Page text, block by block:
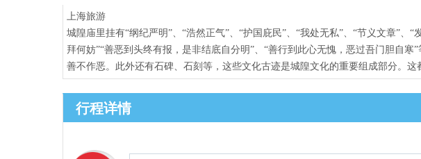
上海旅游
城隍庙里挂有“纲纪严明”、“浩然正气”、“护国庇民”、“我处无私”、“节义文章”
拜何妨”“善恶到头终有报，是非结底自分明”、“善行到此心无愧，恶过吾门胆自
善不作恶。此外还有石碑、石刻等，这些文化古迹是城隍文化的重要组成部分。
行程详情